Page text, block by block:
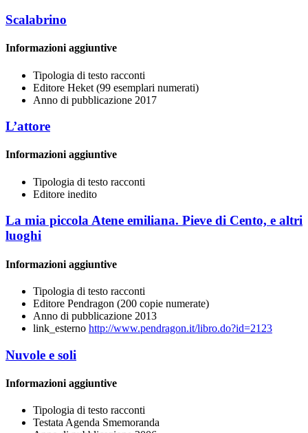
Scalabrino
Informazioni aggiuntive
Tipologia di testo racconti
Editore Heket (99 esemplari numerati)
Anno di pubblicazione 2017
L’attore
Informazioni aggiuntive
Tipologia di testo racconti
Editore inedito
La mia piccola Atene emiliana. Pieve di Cento, e altri
luoghi
Informazioni aggiuntive
Tipologia di testo racconti
Editore Pendragon (200 copie numerate)
Anno di pubblicazione 2013
link_esterno http://www.pendragon.it/libro.do?id=2123
Nuvole e soli
Informazioni aggiuntive
Tipologia di testo racconti
Testata Agenda Smemoranda